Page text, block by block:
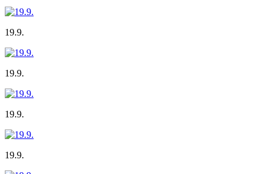
19.9.
19.9.
19.9.
19.9.